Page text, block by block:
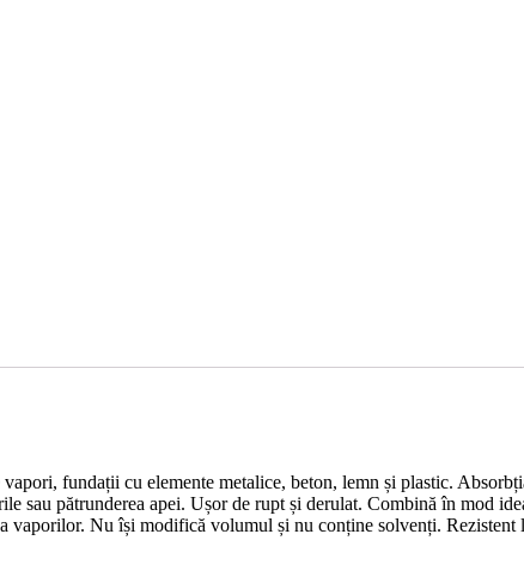
fundații cu elemente metalice, beton, lemn și plastic.
sau pătrunderea apei. Ușor de rupt și derulat. Combină în mod
vaporilor. Nu își modifică volumul și nu conține solvenți. Rezistent